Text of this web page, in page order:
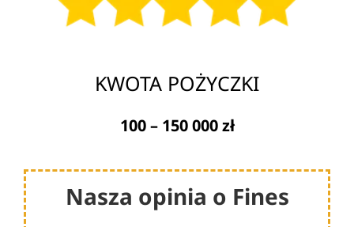
KWOTA POŻYCZKI
100 – 150 000 zł
Nasza opinia o Fines